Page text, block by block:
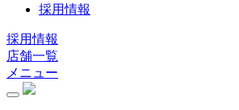
採用情報
採用情報
店舗一覧
メニュー